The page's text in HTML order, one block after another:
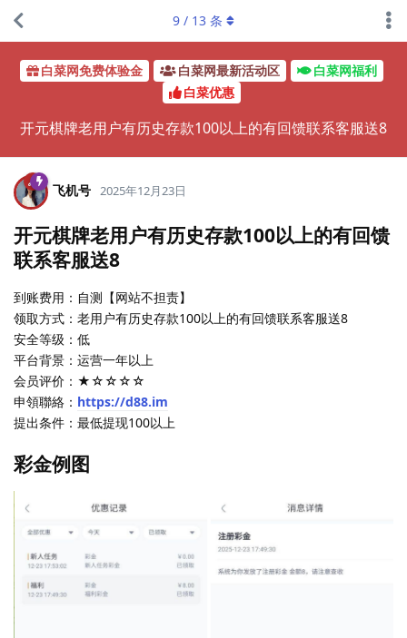
白菜网免费体验金 白菜网最新活动区
白菜网福利
白菜优惠
开元棋牌老用户有历史存款100以上的有回馈联系客服送8
9 / 13 条
飞机号 2025年12月23日
开元棋牌老用户有历史存款100以上的有回馈
联系客服送8
到账费用：自测【网站不担责】
领取方式：老用户有历史存款100以上的有回馈联系客服送8
安全等级：低
平台背景：运营一年以上
会员评价：★☆☆☆☆
申領聯絡： https://d88.im
提出条件：最低提现100以上
彩金例图